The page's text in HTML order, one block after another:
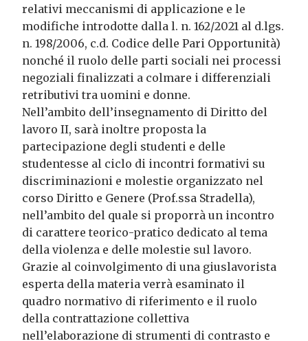
relativi meccanismi di applicazione e le
modifiche introdotte dalla l. n. 162/2021 al d.lgs.
n. 198/2006, c.d. Codice delle Pari Opportunità)
nonché il ruolo delle parti sociali nei processi
negoziali finalizzati a colmare i differenziali
retributivi tra uomini e donne.
Nell’ambito dell’insegnamento di Diritto del
lavoro II, sarà inoltre proposta la
partecipazione degli studenti e delle
studentesse al ciclo di incontri formativi su
discriminazioni e molestie organizzato nel
corso Diritto e Genere (Prof.ssa Stradella),
nell’ambito del quale si proporrà un incontro
di carattere teorico-pratico dedicato al tema
della violenza e delle molestie sul lavoro.
Grazie al coinvolgimento di una giuslavorista
esperta della materia verrà esaminato il
quadro normativo di riferimento e il ruolo
della contrattazione collettiva
nell’elaborazione di strumenti di contrasto e